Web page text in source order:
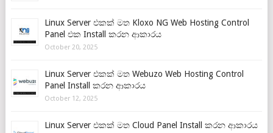
Linux Server එකක් මත Kloxo NG Web Hosting Control
Panel එක Install කරන ආකාරය
October 20, 2025
Linux Server එකක් මත Webuzo Web Hosting Control
Panel Install කරන ආකාරය
October 12, 2025
Linux Server එකක් මත Cloud Panel Install කරන ආකාරය